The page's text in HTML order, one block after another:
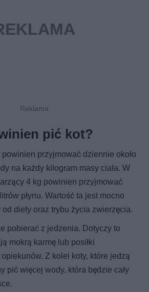
pić kot?
przyjmować dziennie około
na każdy kilogram masy ciała. W
4 kg powinien przyjmować
płynu. Wartość ta jest mocno
diety oraz trybu życia zwierzęcia.
pobierać z jedzenia. Dotyczy to
mokrą karmę lub posiłki
Z kolei koty, które jedzą
pić więcej wody, która będzie cały